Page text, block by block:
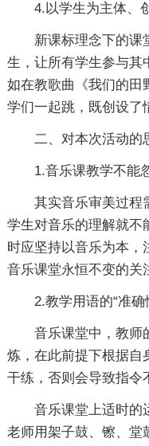
4.以学生为主体、
新课标理念下的课
生，让所有学生参与其
如在教歌曲《我们的田
学们一起跳，既创设了
二、对本次活动的
1.音乐课教学不能
其实音乐审美过程
学生对音乐的理解就不
时应坚持以音乐为本，
音乐课堂永恒不变的关
2.教学用语的“准确
音乐课堂中，教师
炼，在此前提下根据自
干练，否则会导致指令
音乐课堂上适时的
老师用架子鼓、镲、堂